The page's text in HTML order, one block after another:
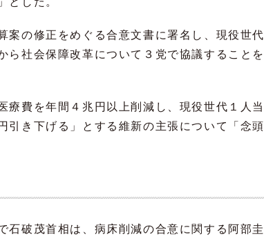
案の修正をめぐる合意文書に署名し、現役世代
ら社会保障改革について３党で協議することを
療費を年間４兆円以上削減し、現役世代１人当
引き下げる」とする維新の主張について「念頭
石破茂首相は、病床削減の合意に関する阿部圭